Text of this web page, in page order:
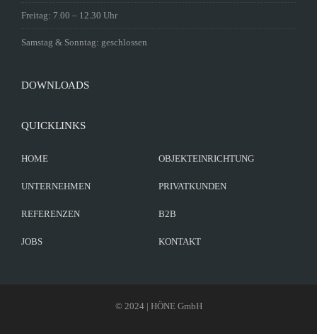
Freitag: 7.00 – 12.30 Uhr
Samstag & Sonntag: geschlossen
DOWNLOADS
QUICKLINKS
HOME OBJEKTEINRICHTUNG
UNTERNEHMEN PRIVATKUNDEN
REFERENZEN B2B
JOBS KONTAKT
© 2024 | HÖNE GmbH